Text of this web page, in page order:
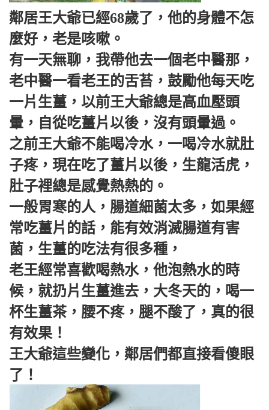
鄰居王大爺已經68歲了，他的身體不怎
麼好，老是咳嗽。
有一天無聊，我帶他去一個老中醫那，
老中醫一看老王的舌苔，鼓勵他每天吃
一片生薑，以前王大爺總是高血壓頭
暈，自從吃薑片以後，沒有頭暈過。
之前王大爺不能喝冷水，一喝冷水就肚
子疼，現在吃了薑片以後，生龍活虎，
肚子裡總是感覺熱熱的。
一般胃寒的人，腸道細菌太多，如果經
常吃薑片的話，能有效消滅腸道有害
菌，生薑的吃法有很多種，
老王經常喜歡喝熱水，他泡熱水的時
候，就扔片生薑進去，大冬天的，喝一
杯生薑茶，腰不疼，腿不酸了，真的很
有效果！
王大爺這些變化，鄰居們都直接看傻眼
了！